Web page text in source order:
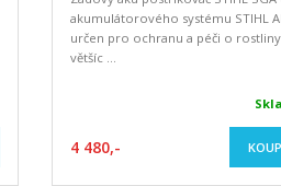
akumulátorového systému STIHL
určen pro ochranu a péči o
většíc ...
4 480,-